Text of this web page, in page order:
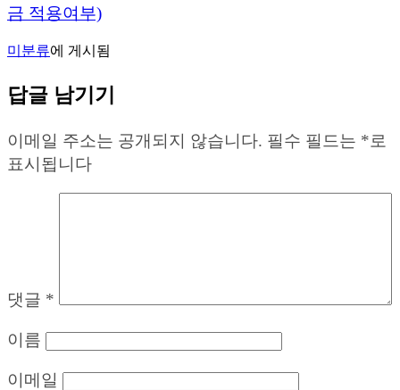
금 적용여부)
미분류에 게시됨
답글 남기기
이메일 주소는 공개되지 않습니다. 필수 필드는 *로
표시됩니다
댓글 *
이름
이메일